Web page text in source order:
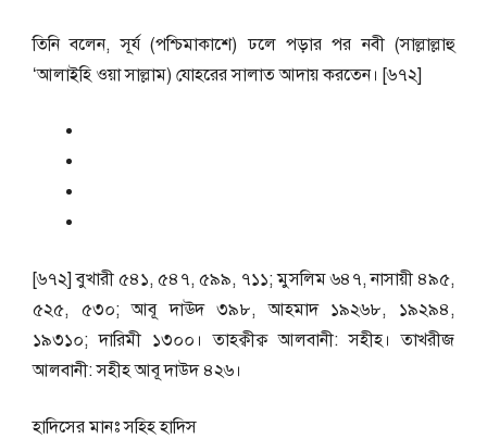
তিনি বলেন, সূর্য (পশ্চিমাকাশে) ঢলে পড়ার পর নবী (সাল্লাল্লাহু
‘আলাইহি ওয়া সাল্লাম) যোহরের সালাত আদায় করতেন। [৬৭২]
[৬৭২] বুখারী ৫৪১, ৫৪৭, ৫৯৯, ৭১১; মুসলিম ৬৪৭, নাসায়ী ৪৯৫,
৫২৫, ৫৩০; আবূ দাঊদ ৩৯৮, আহমাদ ১৯২৬৮, ১৯২৯৪,
১৯৩১০; দারিমী ১৩০০। তাহক্বীক্ব আলবানী: সহীহ। তাখরীজ
আলবানী: সহীহ আবূ দাউদ ৪২৬।
হাদিসের মানঃসহিহ হাদিস